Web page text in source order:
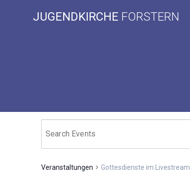
JUGENDKIRCHE FORSTERN
Veranstaltungen Gottesdienste im Livestream